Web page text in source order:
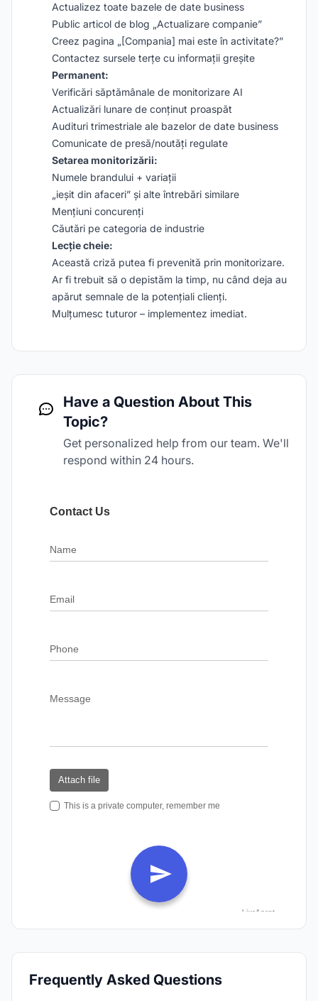
Actualizez toate bazele de date business
Public articol de blog „Actualizare companie”
Creez pagina „[Compania] mai este în activitate?”
Contactez sursele terțe cu informații greșite
Permanent:
Verificări săptămânale de monitorizare AI
Actualizări lunare de conținut proaspăt
Audituri trimestriale ale bazelor de date business
Comunicate de presă/noutăți regulate
Setarea monitorizării:
Numele brandului + variații
„ieșit din afaceri” și alte întrebări similare
Mențiuni concurenți
Căutări pe categoria de industrie
Lecție cheie:
Această criză putea fi prevenită prin monitorizare.
Ar fi trebuit să o depistăm la timp, nu când deja au
apărut semnale de la potențiali clienți.
Mulțumesc tuturor – implementez imediat.
Have a Question About This
Topic?
Get personalized help from our team. We'll
respond within 24 hours.
Frequently Asked Questions